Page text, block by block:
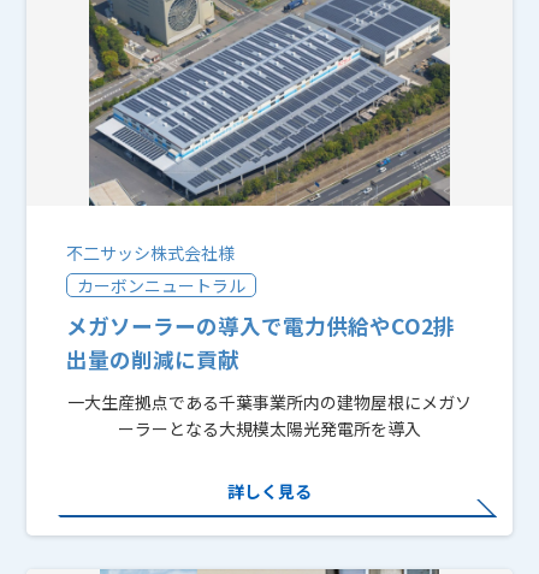
不二サッシ株式会社様
カーボンニュートラル
メガソーラーの導⼊で電⼒供給やCO2排
出量の削減に貢献
一大生産拠点である千葉事業所内の建物屋根にメガソ
ーラーとなる大規模太陽光発電所を導入
詳しく見る